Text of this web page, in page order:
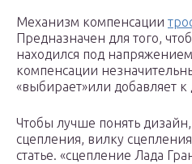
Механизм компенсации
Предназначен для того,
находился под
компенсации
«выбирает»или добавляет к
Чтобы лучше понять
сцепления, вилку
статье. «сцепление Лада